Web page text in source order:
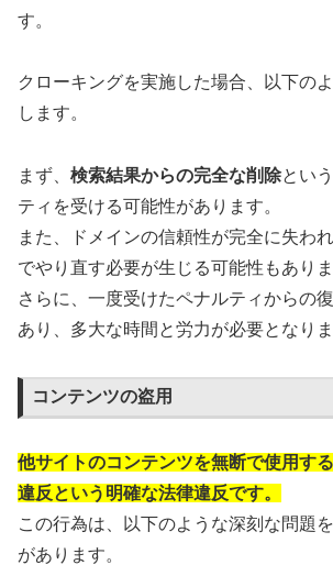
す。
クローキングを実施した場合、以下の
します。
まず、 検索結果からの完全な削除とい
ティを受ける可能性があります。
また、ドメインの信頼性が完全に失わ
でやり直す必要が生じる可能性もありま
さらに、一度受けたペナルティからの
あり、多大な時間と労力が必要となりま
コンテンツの盗用
他サイトのコンテンツを無断で使用す
違反という明確な法律違反です。
この行為は、以下のような深刻な問題
があります。